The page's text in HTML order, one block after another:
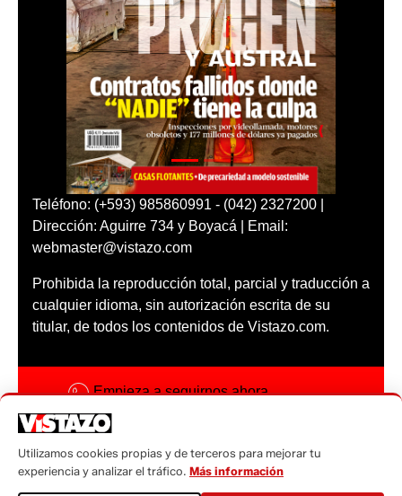
Teléfono: (+593) 985860991 - (042) 2327200 |
Dirección: Aguirre 734 y Boyacá | Email:
webmaster@vistazo.com
Prohibida la reproducción total, parcial y traducción a
cualquier idioma, sin autorización escrita de su
titular, de todos los contenidos de Vistazo.com.
Empieza a seguirnos ahora
Código ética
Sugerencias a:
Utilizamos cookies propias y de terceros para mejorar tu
experiencia y analizar el tráfico. Más información